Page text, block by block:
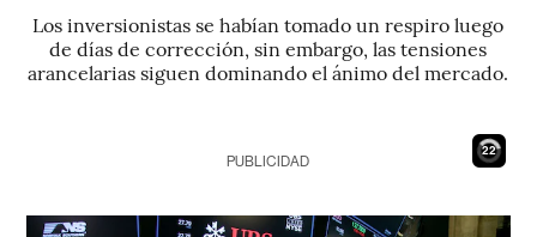
Los inversionistas se habían tomado un respiro luego
de días de corrección, sin embargo, las tensiones
arancelarias siguen dominando el ánimo del mercado.
21
PUBLICIDAD